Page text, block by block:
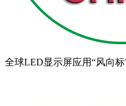
全球LED显示屏应用“风向标